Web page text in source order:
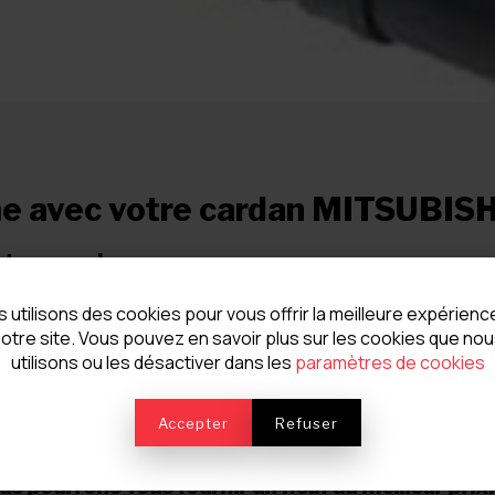
avec votre cardan
au rebus.
atelier afin de voir s'il
nécessaires pour le
les croisillons, sertir le
afin d'éviter toute
pourrons vous fournir un neuf au meilleur prix.
utilisons des cookies pour vous offrir la meilleure
site. Vous pouvez en savoir plus sur les cookies que
utilisons ou les désactiver dans les paramètres de cookies
Accepter Refuser